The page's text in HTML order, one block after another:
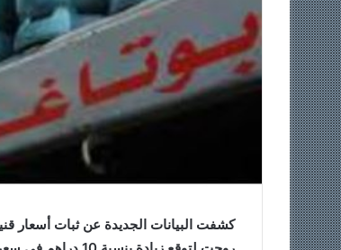
كشفت البيانات الجديدة عن ثبات أسعار